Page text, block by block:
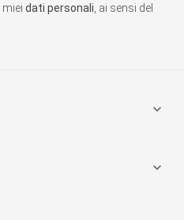
miei dati personali , ai sensi del

